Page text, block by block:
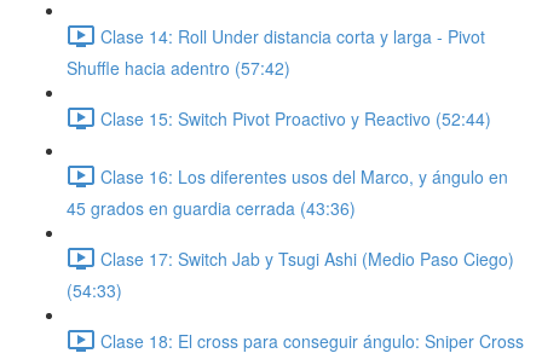
Clase 14: Roll Under distancia corta y larga - Pivot
Shuffle hacia adentro (57:42)
Clase 15: Switch Pivot Proactivo y Reactivo (52:44)
Clase 16: Los diferentes usos del Marco, y ángulo en
45 grados en guardia cerrada (43:36)
Clase 17: Switch Jab y Tsugi Ashi (Medio Paso Ciego)
(54:33)
Clase 18: El cross para conseguir ángulo: Sniper Cross